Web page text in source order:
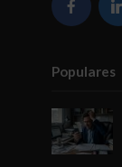
Populares